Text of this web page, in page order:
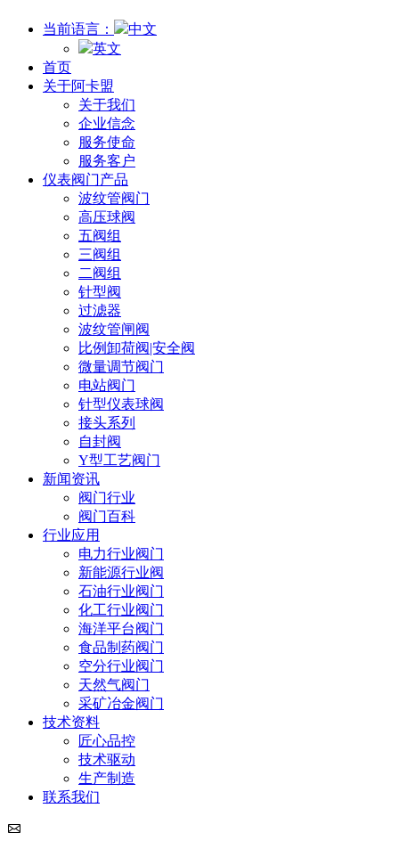
当前语言：
中文
英文
首页
关于阿卡盟
关于我们
企业信念
服务使命
服务客户
仪表阀门产品
波纹管阀门
高压球阀
五阀组
三阀组
二阀组
针型阀
过滤器
波纹管闸阀
比例卸荷阀|安全阀
微量调节阀门
电站阀门
针型仪表球阀
接头系列
自封阀
Y型工艺阀门
新闻资讯
阀门行业
阀门百科
行业应用
电力行业阀门
新能源行业阀
石油行业阀门
化工行业阀门
海洋平台阀门
食品制药阀门
空分行业阀门
天然气阀门
采矿冶金阀门
技术资料
匠心品控
技术驱动
生产制造
联系我们